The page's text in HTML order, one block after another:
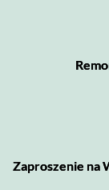
Zaproszenie na